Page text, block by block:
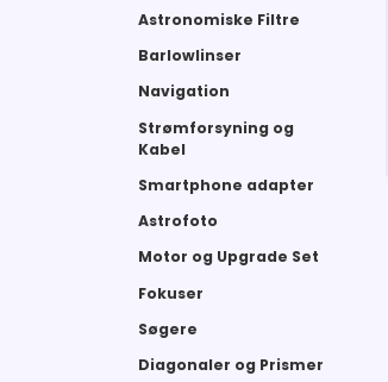
Astronomiske Filtre
Barlowlinser
Navigation
Strømforsyning og
Kabel
Smartphone adapter
Astrofoto
Motor og Upgrade Set
Fokuser
Søgere
Diagonaler og Prismer